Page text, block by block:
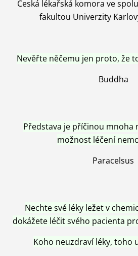
Česká lékařská komora ve
fakultou Univerzity
Nevěřte něčemu jen proto, že
Buddha
Představa je příčinou mnoha
možnost léčení
Paracelsus
Nechte své léky ležet v
dokážete léčit svého pacienta
Koho neuzdraví léky, toho